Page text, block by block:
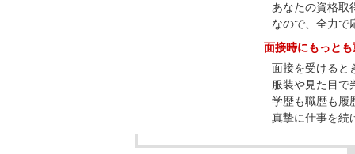
あなたの資格取
なので、全力で
面接時にもっと
面接を受けると
服装や見た目で
学歴も職歴も履
真摯に仕事を続